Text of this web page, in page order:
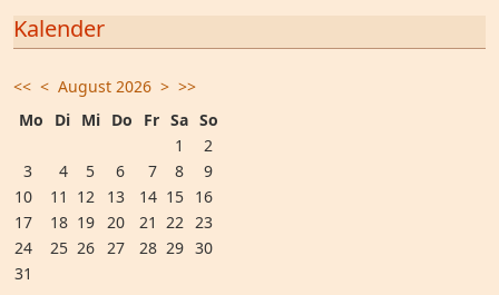
Kalender
<< < August 2026 > >>
Mo
Di Mi Do Fr Sa So
1
2
3
4 5 6 7 8
9
10
11 12 13 14 15 16
17
18 19 20 21 22 23
24
25 26 27 28 29 30
31